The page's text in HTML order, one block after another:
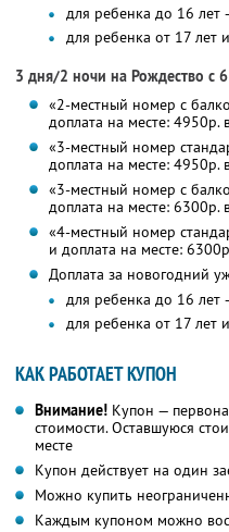
для ребенка до 16 лет
для ребенка от 17 лет
3 дня/2 ночи на Рождество с
«2-местный номер с
доплата на месте: 4950р.
«3-местный номер
доплата на месте: 4950р.
«3-местный номер с
доплата на месте: 6300р.
«4-местный номер
и доплата на месте:
Доплата за новогодний
для ребенка до 16 лет
для ребенка от 17 лет
КАК РАБОТАЕТ КУПОН
Внимание! Купон —
стоимости. Оставшуюся
месте
Купон действует на один
Можно купить
Каждым купоном можно